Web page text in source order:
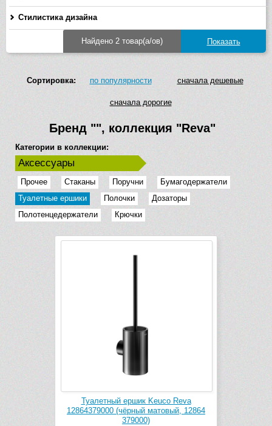
Стилистика дизайна
Найдено 2 товар(а/ов)
Сортировка: по популярности сначала дешевые
сначала дорогие
Бренд "", коллекция "Reva"
Категории в коллекции:
Аксессуары
Прочее Стаканы Поручни
Бумагодержатели
Туалетные ершики
Полочки
Дозаторы
Полотенцедержатели
Крючки
Туалетный ершик Keuco Reva
12864379000 (чёрный матовый, 12864
379000)